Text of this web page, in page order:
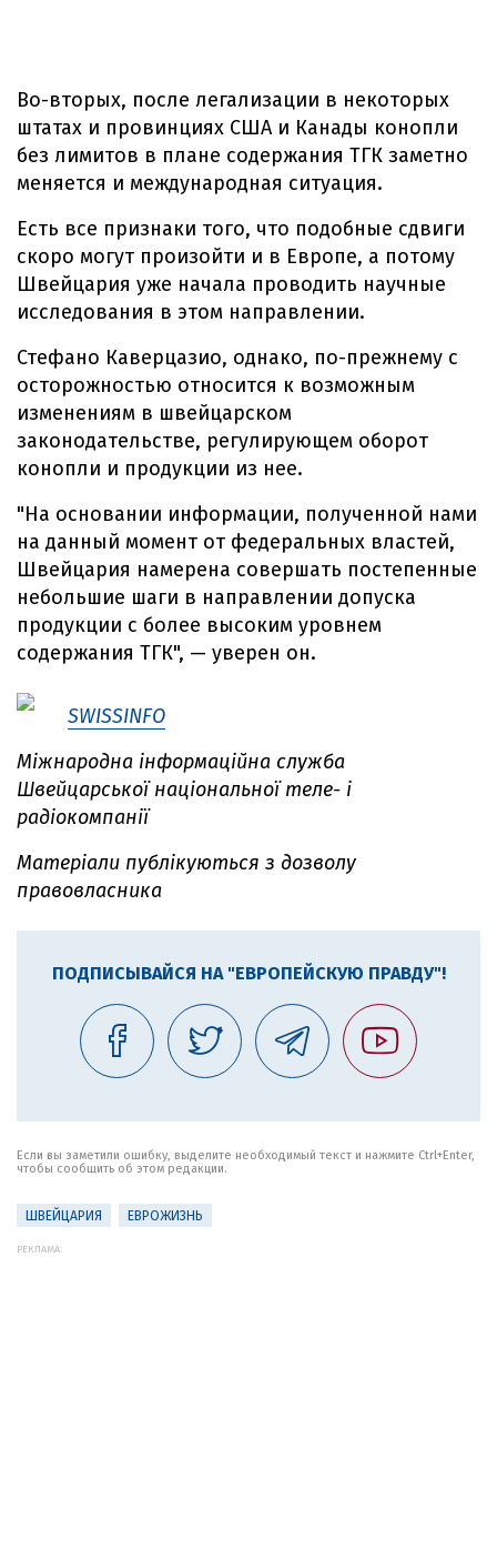
Во-вторых, после легализации в некоторых
штатах и провинциях США и Канады конопли
без лимитов в плане содержания ТГК заметно
меняется и международная ситуация.
Есть все признаки того, что подобные сдвиги
скоро могут произойти и в Европе, а потому
Швейцария уже начала проводить научные
исследования в этом направлении.
Стефано Каверцазио, однако, по-прежнему с
осторожностью относится к возможным
изменениям в швейцарском
законодательстве, регулирующем оборот
конопли и продукции из нее.
"На основании информации, полученной нами
на данный момент от федеральных властей,
Швейцария намерена совершать постепенные
небольшие шаги в направлении допуска
продукции с более высоким уровнем
содержания ТГК", — уверен он.
SWISSINFO
Міжнародна інформаційна служба
Швейцарської національної теле- і
радіокомпанії
Матеріали публікуються з дозволу
правовласника
ПОДПИСЫВАЙСЯ НА "ЕВРОПЕЙСКУЮ ПРАВДУ"!
Если вы заметили ошибку, выделите необходимый текст и нажмите Ctrl+Enter,
чтобы сообщить об этом редакции.
ШВЕЙЦАРИЯ ЕВРОЖИЗНЬ
РЕКЛАМА: